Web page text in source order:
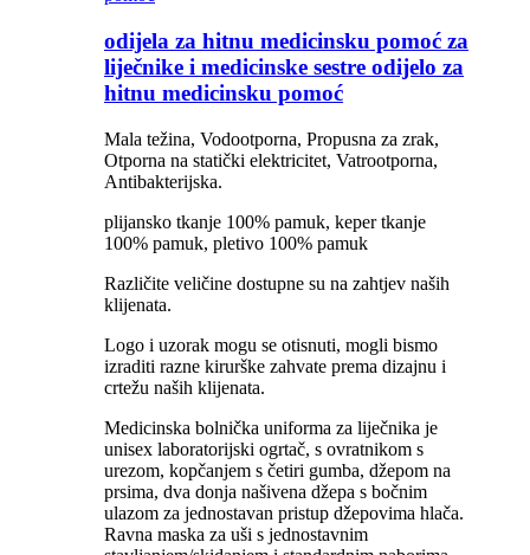
odijela za hitnu medicinsku pomoć za
liječnike i medicinske sestre odijelo za
hitnu medicinsku pomoć
Mala težina, Vodootporna, Propusna za zrak,
Otporna na statički elektricitet, Vatrootporna,
Antibakterijska.
plijansko tkanje 100% pamuk, keper tkanje
100% pamuk, pletivo 100% pamuk
Različite veličine dostupne su na zahtjev naših
klijenata.
Logo i uzorak mogu se otisnuti, mogli bismo
izraditi razne kirurške zahvate prema dizajnu i
crtežu naših klijenata.
Medicinska bolnička uniforma za liječnika je
unisex laboratorijski ogrtač, s ovratnikom s
urezom, kopčanjem s četiri gumba, džepom na
prsima, dva donja našivena džepa s bočnim
ulazom za jednostavan pristup džepovima hlača.
Ravna maska za uši s jednostavnim